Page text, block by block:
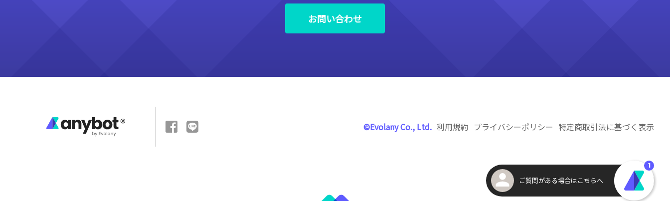
お問い合わせ
©Evolany Co., Ltd. 利用規約 プライバシーポリシー 特定商取引法に基づく表示